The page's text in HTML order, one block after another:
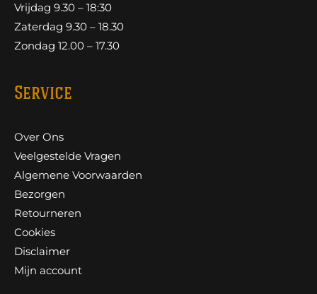
Vrijdag 9.30 – 18:30
Zaterdag 9.30 – 18.30
Zondag 12.00 – 17.30
Service
Over Ons
Veelgestelde Vragen
Algemene Voorwaarden
Bezorgen
Retourneren
Cookies
Disclaimer
Mijn account